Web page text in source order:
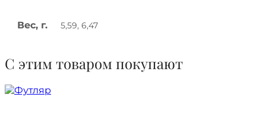
Вес, г. 5,59, 6,47
С этим товаром покупают